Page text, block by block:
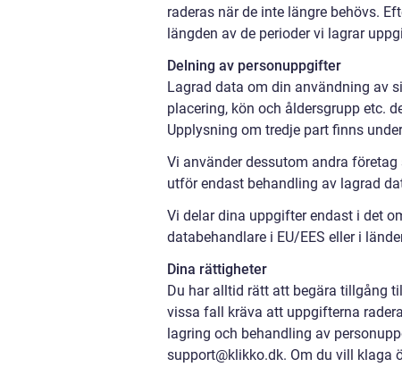
raderas när de inte längre behövs.
längden av de perioder vi lagrar
Delning av personuppgifter
Lagrad data om din användning av
placering, kön och åldersgrupp etc.
Upplysning om tredje part finns
Vi använder dessutom andra
utför endast behandling av lagrad
Vi delar dina uppgifter endast i det
databehandlare i EU/EES eller i
Dina rättigheter
Du har alltid rätt att begära tillgång
vissa fall kräva att uppgifterna
lagring och behandling av
support@klikko.dk. Om du vill klaga